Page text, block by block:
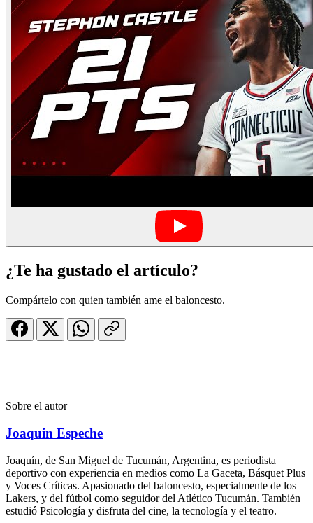
¿Te ha gustado el artículo?
Compártelo con quien también ame el baloncesto.
Sobre el autor
Joaquin Espeche
Joaquín, de San Miguel de Tucumán, Argentina, es periodista
deportivo con experiencia en medios como La Gaceta, Básquet Plus
y Voces Críticas. Apasionado del baloncesto, especialmente de los
Lakers, y del fútbol como seguidor del Atlético Tucumán. También
estudió Psicología y disfruta del cine, la tecnología y el teatro.